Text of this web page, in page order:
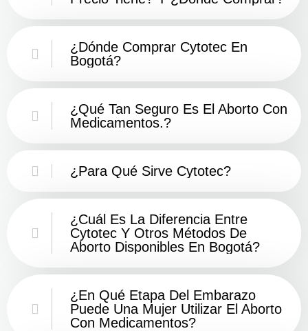
¿Dónde Comprar Cytotec En
Bogotá?
¿Qué Tan Seguro Es El Aborto Con
Medicamentos.?
¿Para Qué Sirve Cytotec?
¿Cuál Es La Diferencia Entre
Cytotec Y Otros Métodos De
Aborto Disponibles En Bogotá?
¿En Qué Etapa Del Embarazo
Puede Una Mujer Utilizar El Aborto
Con Medicamentos?